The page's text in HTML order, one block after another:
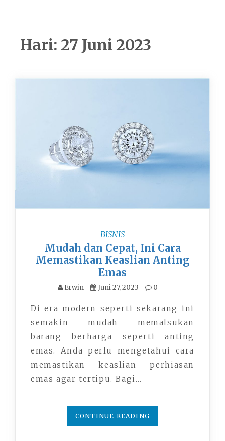
Hari: 27 Juni 2023
BISNIS
Mudah dan Cepat, Ini Cara
Memastikan Keaslian Anting
Emas
Erwin Juni 27, 2023 0
Di era modern seperti sekarang ini
semakin mudah memalsukan
barang berharga seperti anting
emas. Anda perlu mengetahui cara
memastikan keaslian perhiasan
emas agar tertipu. Bagi…
CONTINUE READING